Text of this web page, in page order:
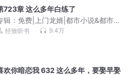
723章 这么多年白练了
辑： 免费|上门龙婿|都市小说&都市生
&恩怨情深
经致听书 9.4万
欢你暗恋我 632 这么多年，要娶早娶